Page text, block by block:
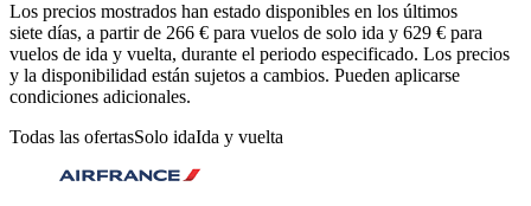
Los precios mostrados han estado disponibles en los últimos
siete días, a partir de 266 € para vuelos de solo ida y 629 € para
vuelos de ida y vuelta, durante el periodo especificado. Los precios
y la disponibilidad están sujetos a cambios. Pueden aplicarse
condiciones adicionales.
Todas las ofertasSolo idaIda y vuelta